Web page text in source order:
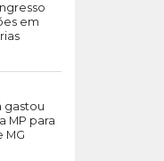
em
gastou
MP para
MG